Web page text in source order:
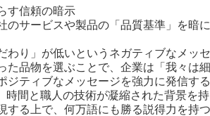
す信頼の暗示
サービスや製品の「品質基準」を暗
り」が低いというネガティブなメッ
た品物を選ぶことで、企業は「我々は
ティブなメッセージを強力に発信する
間と職人の技術が凝縮された背景を持
る上で、何万語にも勝る説得力を持